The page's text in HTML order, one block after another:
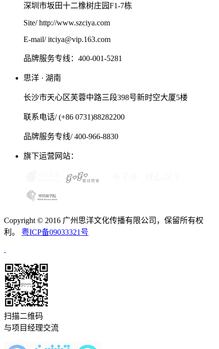
深圳市坂田十二橡树庄园F1-7栋
Site/ http://www.szciya.com
E-mail/ itciya@vip.163.com
品牌服务专线：400-001-5281
思洋 · 湖南
长沙市天心区芙蓉中路三段398号新时空大厦5楼
联系电话/ (+86 0731)88282200
品牌服务专线/ 400-966-8830
旗下运营网站：
Copyright © 2016 广州思洋文化传播有限公司，保留所有权
利。 粤ICP备09033321号
扫描二维码
与项目经理交流